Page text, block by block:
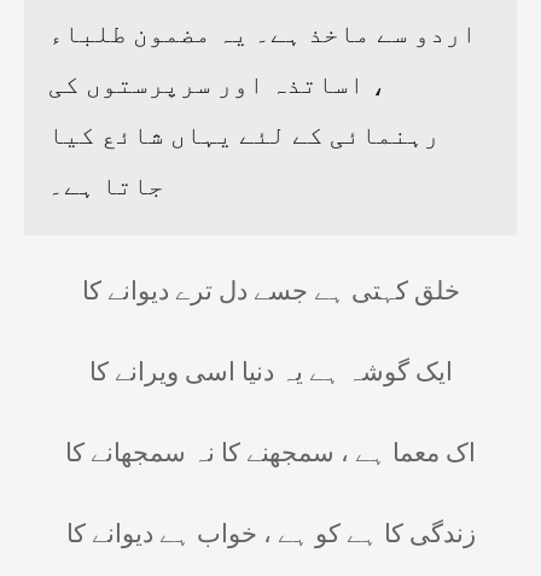
اردو سے ماخذ ہے۔ یہ مضمون طلباء
، اساتذہ اور سرپرستوں کی
رہنمائی کے لئے یہاں شائع کیا
جاتا ہے۔
خلق کہتی ہے جسے دل ترے دیوانے کا
ایک گوشہ ہے یہ دنیا اسی ویرانے کا
اک معما ہے ، سمجھنے کا نہ سمجھانے کا
زندگی کا ہے کو ہے ، خواب ہے دیوانے کا